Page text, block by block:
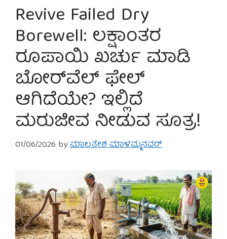
Revive Failed Dry
Borewell: ಲಕ್ಷಾಂತರ
ರೂಪಾಯಿ ಖರ್ಚು ಮಾಡಿ
ಬೋರ್‌ವೆಲ್ ಫೇಲ್
ಆಗಿದೆಯೇ? ಇಲ್ಲಿದೆ
ಮರುಜೀವ ನೀಡುವ ಸೂತ್ರ!
01/06/2026 byಮಾಲತೇಶ ಮಾಳಮ್ಮನವರ್